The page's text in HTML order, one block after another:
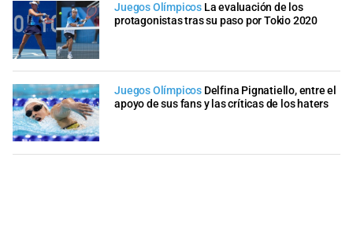
Juegos Olímpicos La evaluación de los
protagonistas tras su paso por Tokio 2020
Juegos Olímpicos Delfina Pignatiello, entre el
apoyo de sus fans y las críticas de los haters